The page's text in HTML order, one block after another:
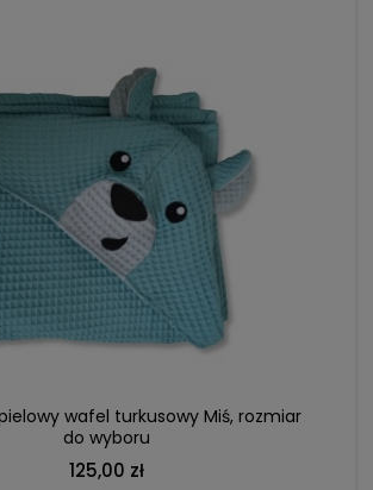
wafel turkusowy Miś, rozmiar
do wyboru
125,00 zł
DO KOSZYKA